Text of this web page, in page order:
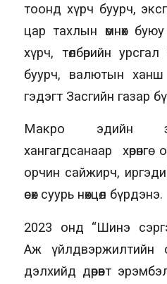
тоонд хүрч буурч,
цар тахлын өмнөх
хүрч, төлбөрийн
буурч, валютын
гэдэгт Засгийн газар
Макро эдийн
хангагдсанаар
орчин сайжирч,
өсөх суурь нөхцөл бүрдэнэ.
2023 онд “Шинэ
Аж үйлдвэржилтийн
дэлхийд дөрөвт